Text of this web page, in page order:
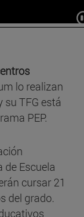
lo realizan
su TFG está
PEP.
Escuela
cursar 21
del grado.